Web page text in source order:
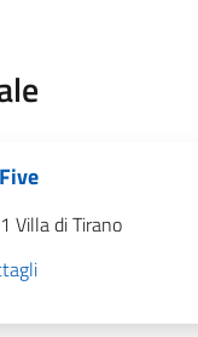
Villa di Tirano